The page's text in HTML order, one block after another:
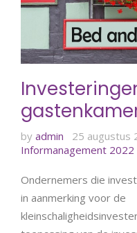
by admin 25 augustus
Informanagement 2022
Ondernemers die
in aanmerking voor de